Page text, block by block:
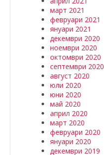
март 2021
февруари 2021
януари 2021
декември 2020
ноември 2020
октомври 2020
септември 2020
август 2020
юли 2020
юни 2020
май 2020
април 2020
март 2020
февруари 2020
януари 2020
декември 2019